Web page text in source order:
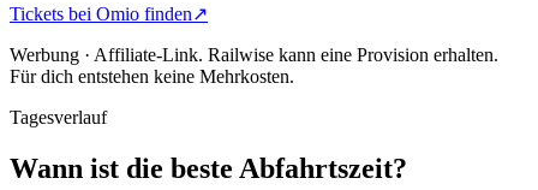
Tickets bei Omio finden↗
Werbung · Affiliate-Link. Railwise kann eine Provision erhalten.
Für dich entstehen keine Mehrkosten.
Tagesverlauf
Wann ist die beste Abfahrtszeit?